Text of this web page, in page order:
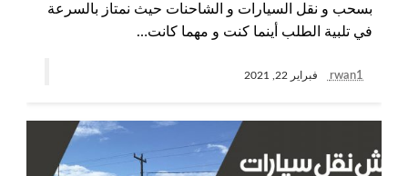
بسحب و نقل السيارات و الشاحنات حيث نمتاز بالسرعة
في تلبية الطلب أينما كنت و مهما كانت…
rwan1 فبراير 22, 2021